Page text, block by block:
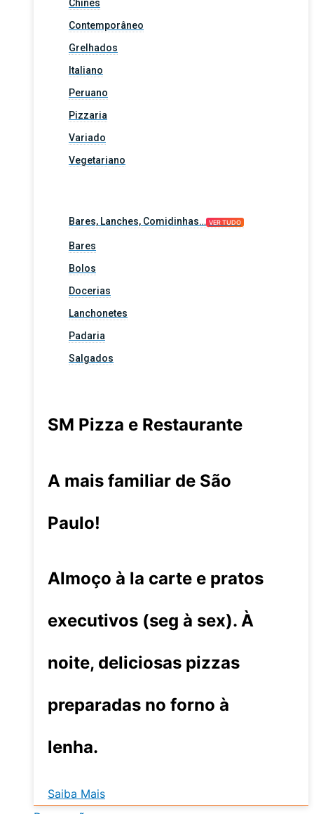
Chinês
Contemporâneo
Grelhados
Italiano
Peruano
Pizzaria
Variado
Vegetariano
Bares, Lanches, Comidinhas… VER TUDO
Bares
Bolos
Docerias
Lanchonetes
Padaria
Salgados
SM Pizza e Restaurante
A mais familiar de São
Paulo!
Almoço à la carte e pratos
executivos (seg à sex). À
noite, deliciosas pizzas
preparadas no forno à
lenha.
Saiba Mais